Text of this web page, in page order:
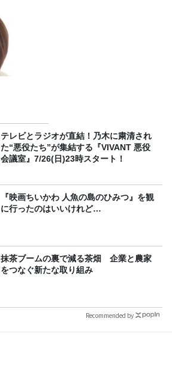
テレビとラジオが直結！乃木に粛清され
た“悪役たち”が集結する『VIVANT 悪役
会議室』7/26(日)23時スタート！
『映画ちいかわ 人魚の島のひみつ』を観
に行ったのはいいけれど…
抹茶ブームの裏で減る茶畑 企業と農家
をつなぐ新たな取り組み
Recommended by